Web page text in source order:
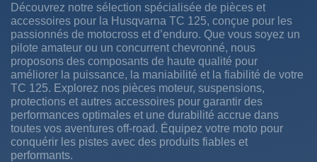
Découvrez notre sélection spécialisée de pièces et
accessoires pour la Husqvarna TC 125, conçue pour les
passionnés de motocross et d’enduro. Que vous soyez un
pilote amateur ou un concurrent chevronné, nous
proposons des composants de haute qualité pour
améliorer la puissance, la maniabilité et la fiabilité de votre
TC 125. Explorez nos pièces moteur, suspensions,
protections et autres accessoires pour garantir des
performances optimales et une durabilité accrue dans
toutes vos aventures off-road. Équipez votre moto pour
conquérir les pistes avec des produits fiables et
performants.